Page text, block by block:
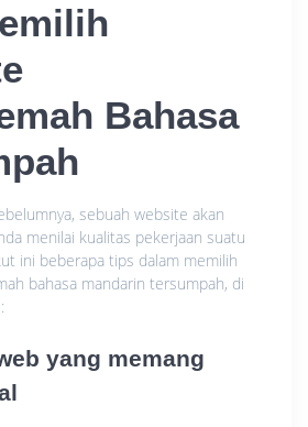
Bahasa
sebuah website akan
menilai kualitas pekerjaan suatu
ini beberapa tips dalam memilih
bahasa mandarin tersumpah, di
yang memang